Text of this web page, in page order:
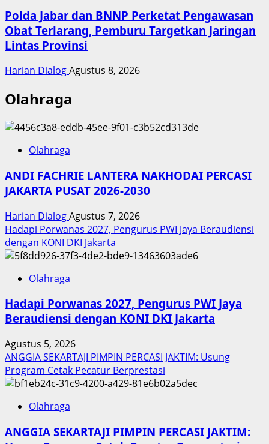
Polda Jabar dan BNNP Perketat Pengawasan
Obat Terlarang, Pemburu Targetkan Jaringan
Lintas Provinsi
Harian DialogAgustus 8, 2026
Olahraga
Olahraga
ANDI FACHRIE LANTERA NAKHODAI PERCASI
JAKARTA PUSAT 2026-2030
Harian DialogAgustus 7, 2026
Hadapi Porwanas 2027, Pengurus PWI Jaya Beraudiensi
dengan KONI DKI Jakarta
Olahraga
Hadapi Porwanas 2027, Pengurus PWI Jaya
Beraudiensi dengan KONI DKI Jakarta
Agustus 5, 2026
ANGGIA SEKARTAJI PIMPIN PERCASI JAKTIM: Usung
Program Cetak Pecatur Berprestasi
Olahraga
ANGGIA SEKARTAJI PIMPIN PERCASI JAKTIM: